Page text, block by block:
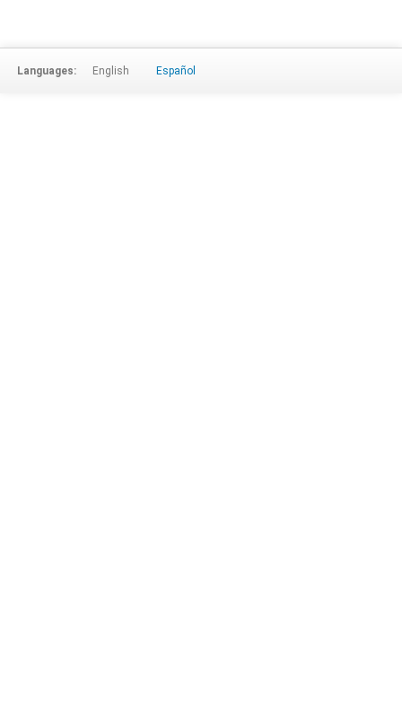
Languages: English Español